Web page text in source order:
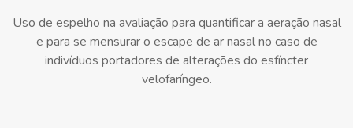
Uso de espelho na avaliação para quantificar a aeração nasal
e para se mensurar o escape de ar nasal no caso de
indivíduos portadores de alterações do esfíncter
velofaríngeo.